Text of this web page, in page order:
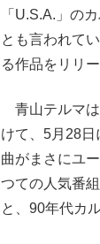
「U.S.A.」の
とも言われて
る作品をリリ
青山テルマは
けて、5月28
曲がまさにユ
つての人気番
と、90年代カ